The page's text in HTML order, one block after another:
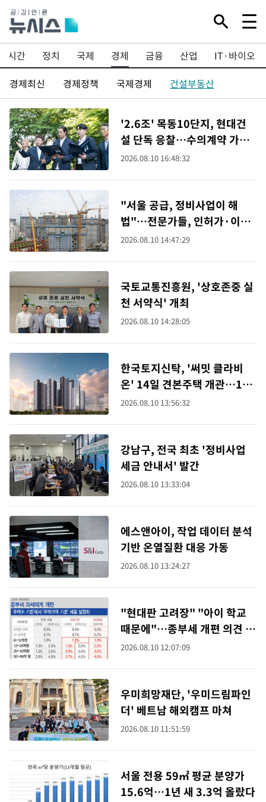
시간 정치 국제 경제 금융 산업
IT·바이오
경제최신
경제정책 국제경제 건설부동산
'2.6조' 목동10단지, 현대건
설 단독 응찰…수의계약 가능
성
2026.08.10 16:48:32
"서울 공급, 정비사업이 해
법"…전문가들, 인허가·이주
비·공사비 개선 촉구
2026.08.10 14:47:29
국토교통진흥원, '상호존중 실
천 서약식' 개최
2026.08.10 14:28:05
한국토지신탁, '써밋 클라비
온' 14일 견본주택 개관…176
가구 일반공급
2026.08.10 13:56:32
강남구, 전국 최초 '정비사업
세금 안내서' 발간
2026.08.10 13:33:04
에스앤아이, 작업 데이터 분석
기반 온열질환 대응 가동
2026.08.10 13:24:27
"현대판 고려장" "아이 학교
때문에"…종부세 개편 의견 3
천건 넘어
2026.08.10 12:07:09
우미희망재단, '우미드림파인
더' 베트남 해외캠프 마쳐
2026.08.10 11:51:59
서울 전용 59㎡ 평균 분양가
15.6억…1년 새 3.3억 올랐다